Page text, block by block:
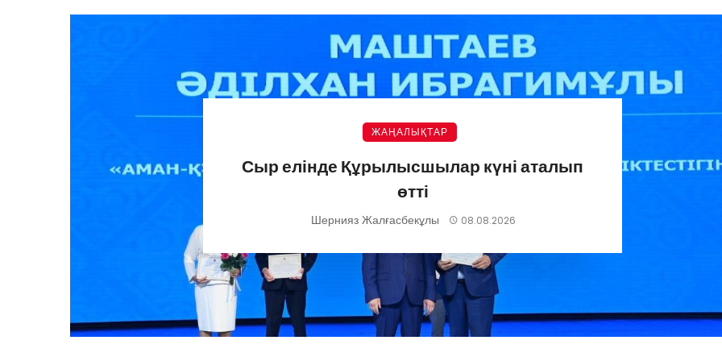
ЖАҢАЛЫҚТАР
Сыр елінде Құрылысшылар күні аталып
өтті
Шернияз Жалғасбекұлы 08.08.2026